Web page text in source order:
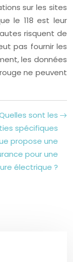
sur les sites
le 118 est leur
risquent de
pas fournir les
les données
ne peuvent
sont les
spécifiques
propose une
pour une
électrique ?